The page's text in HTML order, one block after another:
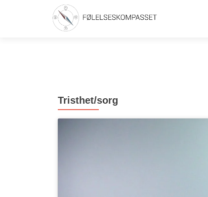
Tristhet/sorg